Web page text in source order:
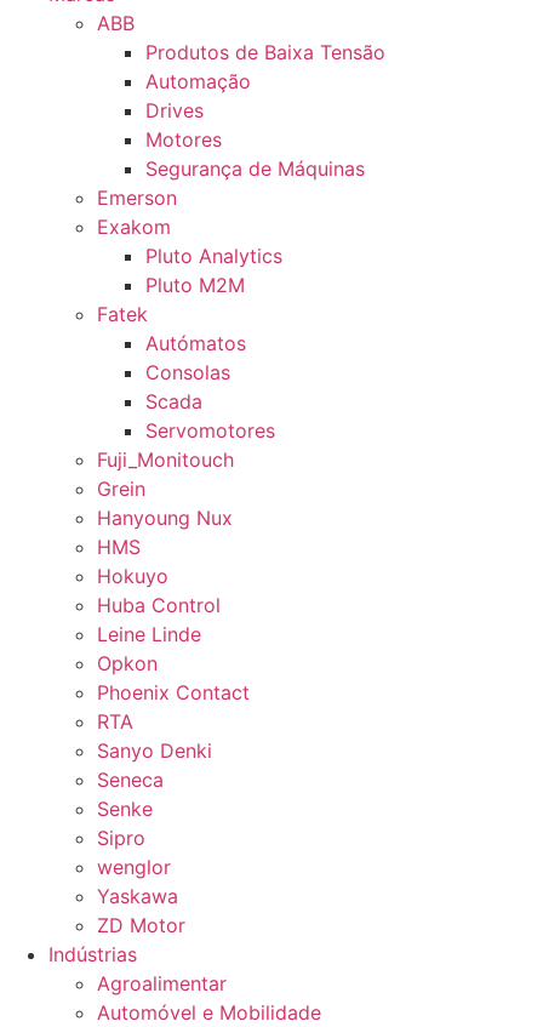
ABB
Produtos de Baixa Tensão
Automação
Drives
Motores
Segurança de Máquinas
Emerson
Exakom
Pluto Analytics
Pluto M2M
Fatek
Autómatos
Consolas
Scada
Servomotores
Fuji_Monitouch
Grein
Hanyoung Nux
HMS
Hokuyo
Huba Control
Leine Linde
Opkon
Phoenix Contact
RTA
Sanyo Denki
Seneca
Senke
Sipro
wenglor
Yaskawa
ZD Motor
Indústrias
Agroalimentar
Automóvel e Mobilidade